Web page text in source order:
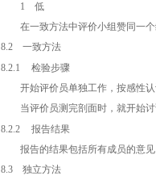
1 低
在一致方法中评价小组赞同一个
8.2 一致方法
8.2.1
检验步骤
开始评价员单独工作，按感性认
当评价员测完剖面时，就开始讨
8.2.2
报告结果
报告的结果包括所有成员的意见
8.3 独立方法